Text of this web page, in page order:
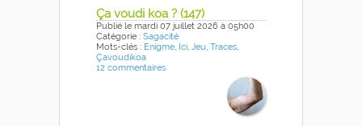
Ça voudi koa ? (147)
Publié le mardi 07 juillet 2026 à 05h00
Catégorie : Sagacité
Mots-clés : Enigme, Ici, Jeu, Traces,
Çavoudikoa
12 commentaires